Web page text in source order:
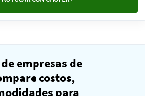
empresas de
costos,
para